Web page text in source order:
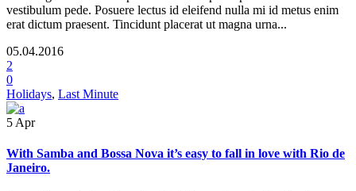
vestibulum pede. Posuere lectus id eleifend nulla mi id metus enim
erat dictum praesent. Tincidunt placerat ut magna urna...
05.04.2016
2
0
Holidays, Last Minute
5 Apr
With Samba and Bossa Nova it’s easy to fall in love with Rio de
Janeiro.